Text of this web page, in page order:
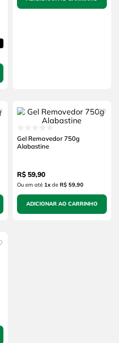
Gel Removedor 750g
Alabastine
R$ 59,90
Ou em até 1xde R$ 59,90
ADICIONAR AO CARRINHO